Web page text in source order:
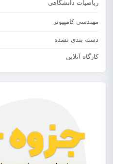
ریاضیات دانشگاهی
مهندسی کامپیوتر
دسته بندی نشده
کارگاه آنلاین